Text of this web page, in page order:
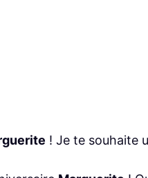
! Je te souhaite